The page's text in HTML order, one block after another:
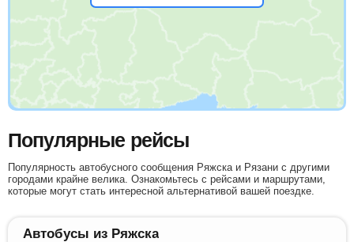
Популярные рейсы
Популярность автобусного сообщения Ряжска и Рязани с другими
городами крайне велика. Ознакомьтесь с рейсами и маршрутами,
которые могут стать интересной альтернативой вашей поездке.
Автобусы из Ряжска